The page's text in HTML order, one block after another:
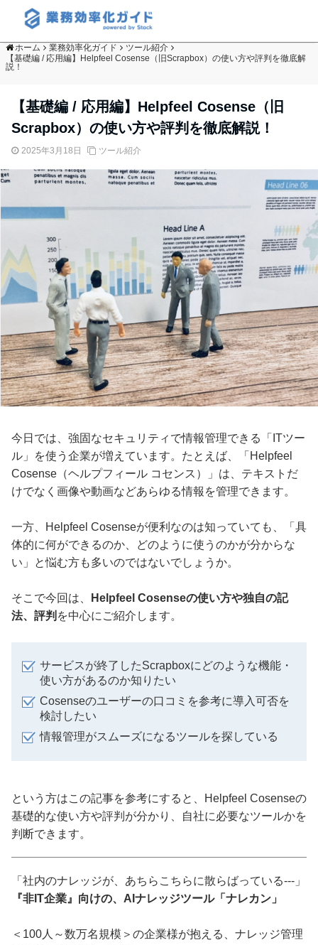
ホーム 業務効率化ガイド
ツール紹介
【基礎編 / 応用編】Helpfeel Cosense（旧Scrapbox）の使い方や評判を徹底解
説！
【基礎編 / 応用編】Helpfeel Cosense（旧
Scrapbox）の使い方や評判を徹底解説！
2025年3月18日 ツール紹介
今日では、強固なセキュリティで情報管理できる「ITツー
ル」を使う企業が増えています。たとえば、「Helpfeel
Cosense（ヘルプフィール コセンス）」は、テキストだ
けでなく画像や動画などあらゆる情報を管理できます。
一方、Helpfeel Cosenseが便利なのは知っていても、「具
体的に何ができるのか、どのように使うのかが分からな
い」と悩む方も多いのではないでしょうか。
そこで今回は、
Helpfeel Cosenseの使い方や独自の記
法、評判 を中心にご紹介します。
サービスが終了したScrapboxにどのような機能・
使い方があるのか知りたい
Cosenseのユーザーの口コミを参考に導入可否を
検討したい
情報管理がスムーズになるツールを探している
という方はこの記事を参考にすると、Helpfeel Cosenseの
基礎的な使い方や評判が分かり、自社に必要なツールかを
判断できます。
「社内のナレッジが、あちらこちらに散らばっている---」
『非IT企業』向けの、AIナレッジツール「ナレカン」
＜100人～数万名規模＞の企業様が抱える、ナレッジ管理